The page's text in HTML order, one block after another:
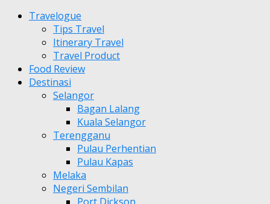
Travelogue
Tips Travel
Itinerary Travel
Travel Product
Food Review
Destinasi
Selangor
Bagan Lalang
Kuala Selangor
Terengganu
Pulau Perhentian
Pulau Kapas
Melaka
Negeri Sembilan